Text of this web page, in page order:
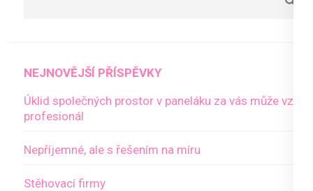
NEJNOVĚJŠÍ PŘÍSPĚVKY
Úklid společných prostor v paneláku za vás může vzít
profesionál
Nepříjemné, ale s řešením na míru
Stěhovací firmy